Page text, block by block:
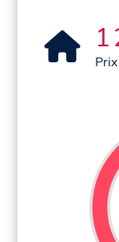
1